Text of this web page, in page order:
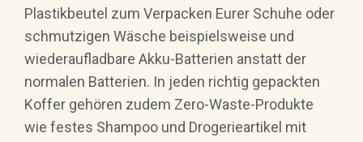
Plastikbeutel zum Verpacken Eurer Schuhe oder
schmutzigen Wäsche beispielsweise und
wiederaufladbare Akku-Batterien anstatt der
normalen Batterien. In jeden richtig gepackten
Koffer gehören zudem Zero-Waste-Produkte
wie festes Shampoo und Drogerieartikel mit